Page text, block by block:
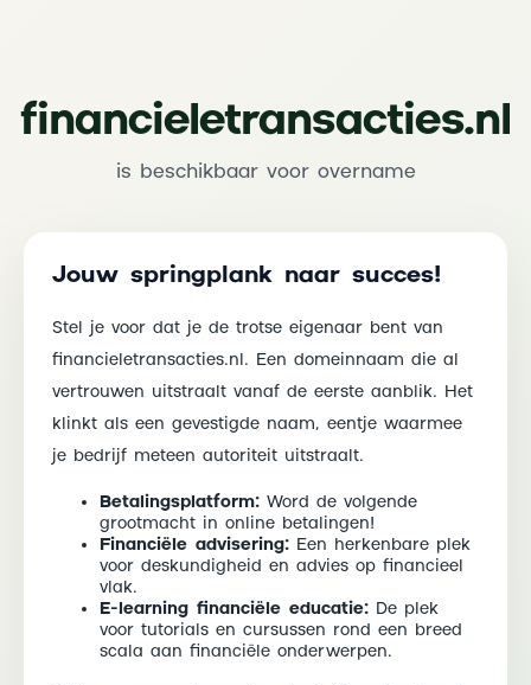
financieletransacties.nl
is beschikbaar voor overname
Jouw springplank naar succes!
Stel je voor dat je de trotse eigenaar bent van
financieletransacties.nl. Een domeinnaam die al
vertrouwen uitstraalt vanaf de eerste aanblik. Het
klinkt als een gevestigde naam, eentje waarmee
je bedrijf meteen autoriteit uitstraalt.
Betalingsplatform: Word de volgende
grootmacht in online betalingen!
Financiële advisering: Een herkenbare plek
voor deskundigheid en advies op financieel
vlak.
E-learning financiële educatie: De plek
voor tutorials en cursussen rond een breed
scala aan financiële onderwerpen.